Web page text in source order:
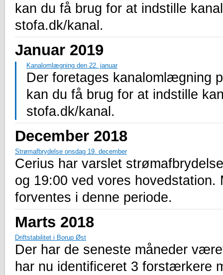
kan du få brug for at indstille
stofa.dk/kanal.
Januar 2019
Kanalomlægning den 22. januar
Der foretages kanalomlægning
kan du få brug for at indstille
stofa.dk/kanal.
December 2018
Strømafbrydelse onsdag 19. december
Cerius har varslet
og 19:00 ved vores
forventes i denne periode.
Marts 2018
Driftstabilitet i Borup Øst
Der har de seneste måneder
har nu identificeret 3 forstærkere